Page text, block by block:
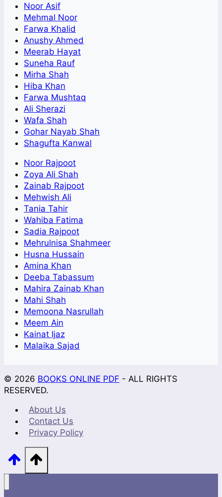
Noor Asif
Mehmal Noor
Farwa Khalid
Anushy Ahmed
Meerab Hayat
Suneha Rauf
Mirha Shah
Hiba Khan
Farwa Mushtaq
Ali Sherazi
Wafa Shah
Gohar Nayab Shah
Shagufta Kanwal
Noor Rajpoot
Zoya Ali Shah
Zainab Rajpoot
Mehwish Ali
Tania Tahir
Wahiba Fatima
Sadia Rajpoot
Mehrulnisa Shahmeer
Husna Hussain
Amina Khan
Deeba Tabassum
Mahira Zainab Khan
Mahi Shah
Memoona Nasrullah
Meem Ain
Kainat Ijaz
Malaika Sajad
© 2026 BOOKS ONLINE PDF - ALL RIGHTS
RESERVED.
About Us
Contact Us
Privacy Policy